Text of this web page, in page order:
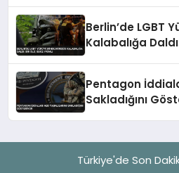
Berlin’de LGBT
Kalabalığa
Pentagon
Sakladığını
Türkiye'de Son